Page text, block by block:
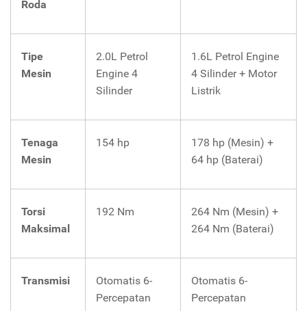
Roda
Tipe
Mesin
2.0L Petrol
Engine 4
Silinder
1.6L Petrol Engine
4 Silinder + Motor
Listrik
Tenaga
Mesin
154 hp
178 hp (Mesin) +
64 hp (Baterai)
Torsi
Maksimal
192 Nm
264 Nm (Mesin) +
264 Nm (Baterai)
Transmisi
Otomatis 6-
Percepatan
Otomatis 6-
Percepatan